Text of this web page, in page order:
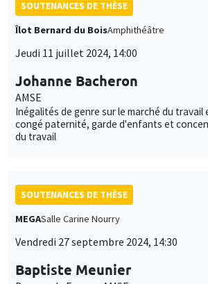
SOUTENANCES DE THÈSE
Îlot Bernard du BoisAmphithéâtre
Jeudi 11 juillet 2024, 14:00
Johanne Bacheron
AMSE
Inégalités de genre sur le marché du travail
congé paternité, garde d'enfants et
du travail
SOUTENANCES DE THÈSE
MEGASalle Carine Nourry
Vendredi 27 septembre 2024, 14:30
Baptiste Meunier